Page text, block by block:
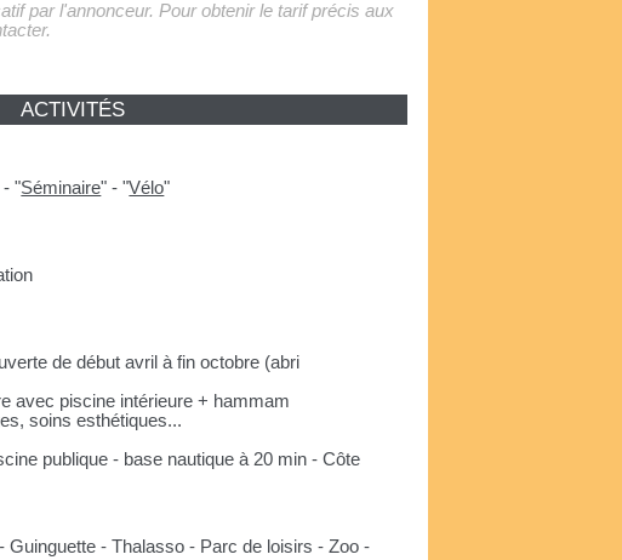
par l'annonceur. Pour obtenir le tarif précis aux
ACTIVITÉS
-"Séminaire" -"Vélo"
de début avril à fin octobre (abri
avec piscine intérieure + hammam
soins esthétiques...
publique - base nautique à 20 min - Côte
Guinguette - Thalasso - Parc de loisirs - Zoo -